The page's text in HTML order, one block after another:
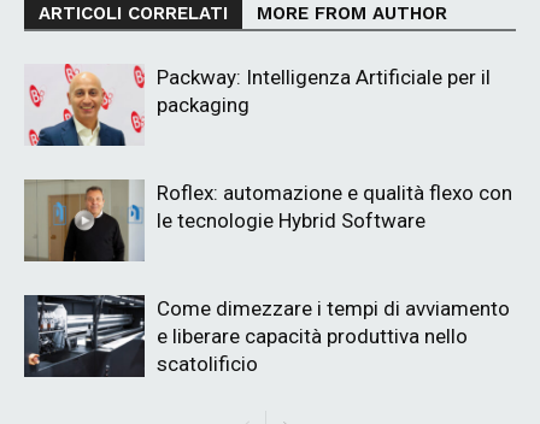
ARTICOLI CORRELATI MORE FROM AUTHOR
Packway: Intelligenza Artificiale per il
packaging
Roflex: automazione e qualità flexo con
le tecnologie Hybrid Software
Come dimezzare i tempi di avviamento
e liberare capacità produttiva nello
scatolificio